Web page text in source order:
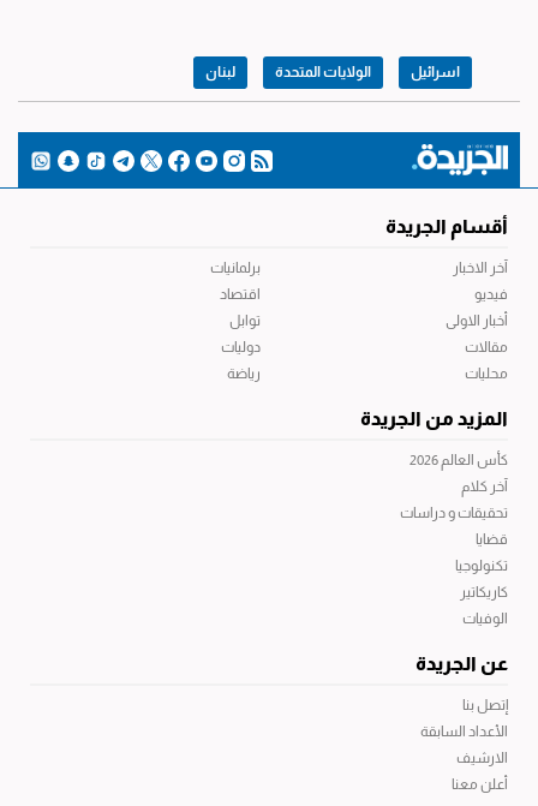
اسرائيل الولايات المتحدة لبنان
أقسام الجريدة
آخر الاخبار
فيديو
أخبار الاولى
مقالات
محليات
برلمانيات
اقتصاد
توابل
دوليات
رياضة
المزيد من الجريدة
كأس العالم 2026
آخر كلام
تحقيقات و دراسات
قضايا
تكنولوجيا
كاريكاتير
الوفيات
عن الجريدة
إتصل بنا
الأعداد السابقة
الارشيف
أعلن معنا